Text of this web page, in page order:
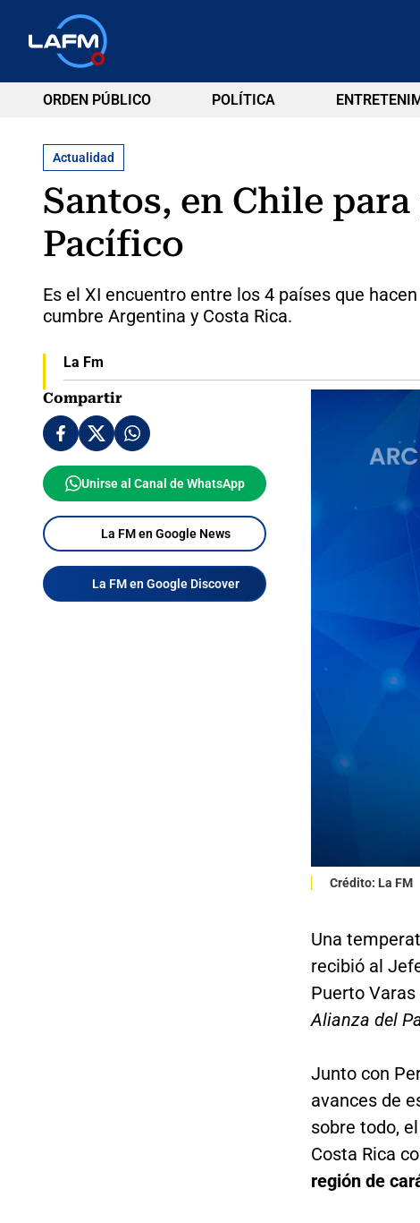
ORDEN PÚBLICO POLÍTICA
Actualidad
Santos, en Chile
Pacífico
Es el XI encuentro entre los 4 países que
cumbre Argentina y Costa Rica.
La Fm
Compartir
Unirse al Canal de WhatsApp
La FM en Google News
La FM en Google Discover
Crédito: La FM
Una
recibió al
Puerto Varas
Alianza del
Junto con
avances de
sobre todo,
Costa Rica
región de